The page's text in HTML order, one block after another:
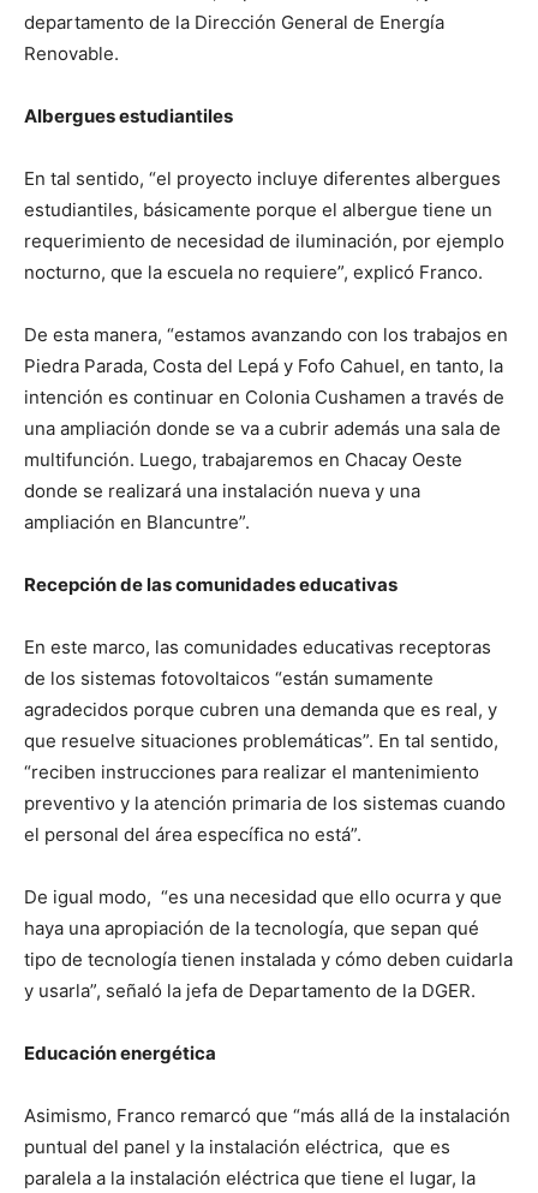
departamento de la Dirección General de Energía
Renovable.
Albergues estudiantiles
En tal sentido, “el proyecto incluye diferentes albergues
estudiantiles, básicamente porque el albergue tiene un
requerimiento de necesidad de iluminación, por ejemplo
nocturno, que la escuela no requiere”, explicó Franco.
De esta manera, “estamos avanzando con los trabajos en
Piedra Parada, Costa del Lepá y Fofo Cahuel, en tanto, la
intención es continuar en Colonia Cushamen a través de
una ampliación donde se va a cubrir además una sala de
multifunción. Luego, trabajaremos en Chacay Oeste
donde se realizará una instalación nueva y una
ampliación en Blancuntre”.
Recepción de las comunidades educativas
En este marco, las comunidades educativas receptoras
de los sistemas fotovoltaicos “están sumamente
agradecidos porque cubren una demanda que es real, y
que resuelve situaciones problemáticas”. En tal sentido,
“reciben instrucciones para realizar el mantenimiento
preventivo y la atención primaria de los sistemas cuando
el personal del área específica no está”.
De igual modo, “es una necesidad que ello ocurra y que
haya una apropiación de la tecnología, que sepan qué
tipo de tecnología tienen instalada y cómo deben cuidarla
y usarla”, señaló la jefa de Departamento de la DGER.
Educación energética
Asimismo, Franco remarcó que “más allá de la instalación
puntual del panel y la instalación eléctrica, que es
paralela a la instalación eléctrica que tiene el lugar, la